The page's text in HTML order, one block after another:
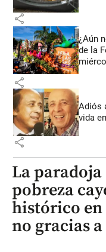
share
¿Aún
de la
share
Adiós
vida
share
La
pobreza
histórico en
no gracias